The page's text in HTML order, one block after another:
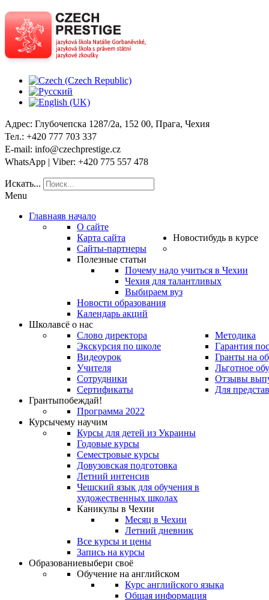
Адрес: Глубочепска 1287/2a, 152 00, Прага, Чехия
Тел.: +420 777 703 337
E-mail: info@czechprestige.cz
WhatsApp | Viber: +420 775 557 478
Искать...
Menu
Главнаяв начало
О сайте
Карта сайта
Сайты-партнеры
Новостибудь в курсе
Полезные статьи
Почему надо учиться в Чехии
Чехия для талантливых
Выбираем вуз
Новости образования
Календарь акций
Школавсё о нас
Слово директора
Экскурсия по школе
Видеоурок
Учителя
Сотрудники
Сертификаты
Методика
Гарантия
Гранты на
Льготное
Отзывы
Для
Грантыпобеждай!
Программа 2022
Курсычему научим
Курсы для детей из Украины
Годовые курсы
Семестровые курсы
Довузовская подготовка
Летний интенсив
Чешский язык для обучения в
художественных школах
Каникулы в Чехии
Месяц в Чехии
Летний дневник
Все курсы и цены
Запись на курсы
Образованиевыбери своё
Обучение на английском
Курс английского языка
Общая информация